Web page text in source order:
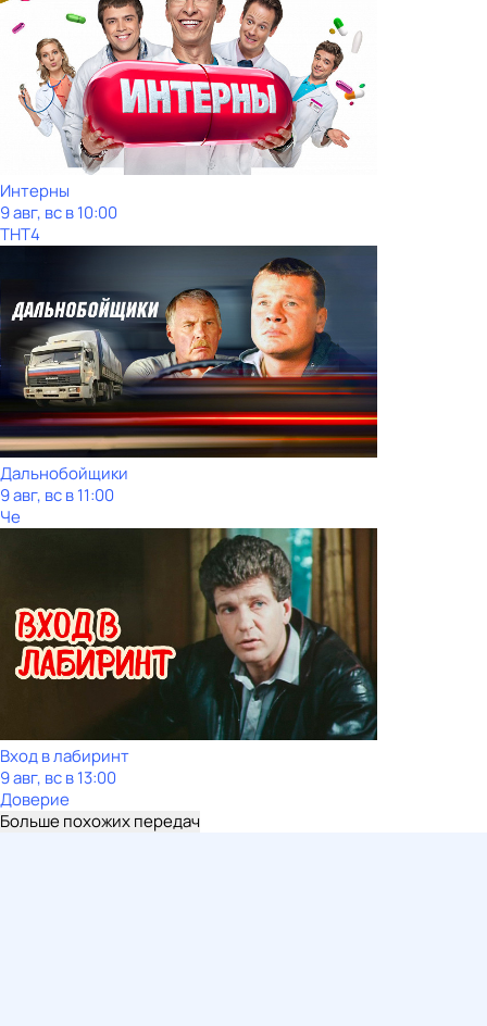
Интерны
9 авг, вс в 10:00
ТНТ4
Дальнобойщики
9 авг, вс в 11:00
Че
Вход в лабиринт
9 авг, вс в 13:00
Доверие
Больше похожих передач